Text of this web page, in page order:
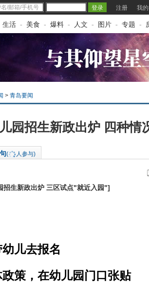
注册 我
生活 - 美食 - 爆料 - 人文 - 图片 - 专题 -
> 青岛要闻
园招生新政出炉 四种情
( 人参与)
招生新政出炉 三区试点"就近入园"]
儿去报名
，在幼儿园门口张贴